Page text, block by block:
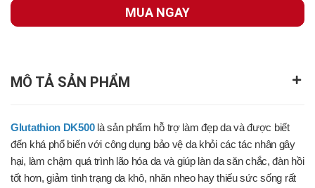
MUA NGAY
MÔ TẢ SẢN PHẨM
Glutathion DK500là sản phẩm hỗ trợ làm đẹp da và được biết
đến khá phổ biến với công dụng bảo vệ da khỏi các tác nhân gây
hại, làm chậm quá trình lão hóa da và giúp làn da săn chắc, đàn hồi
tốt hơn, giảm tình trạng da khô, nhăn nheo hay thiếu sức sống rất